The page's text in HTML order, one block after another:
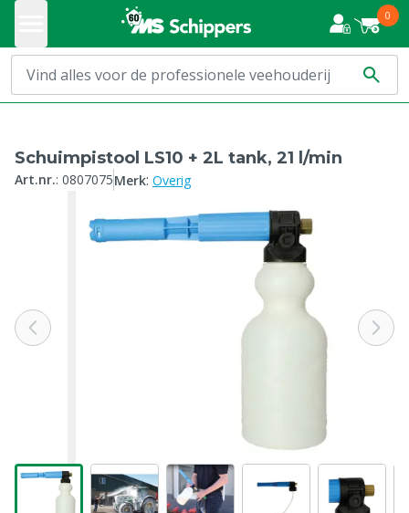
0
Schuimpistool LS10 + 2L tank, 21 l/min
Art.nr.: 0807075Merk: Overig